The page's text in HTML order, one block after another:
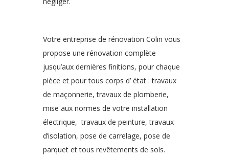
Votre entreprise de rénovation Colin vous
propose une rénovation complète
jusqu’aux dernières finitions, pour chaque
pièce et pour tous corps d’ état : travaux
de maçonnerie, travaux de plomberie,
mise aux normes de votre installation
électrique, travaux de peinture, travaux
d’isolation, pose de carrelage, pose de
parquet et tous revêtements de sols.